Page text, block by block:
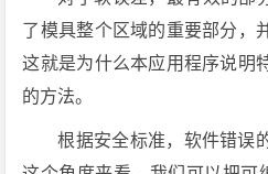
了模具整个区域的重要部分，
这就是为什么本应用程序说明
的方法。
根据安全标准，软件错误